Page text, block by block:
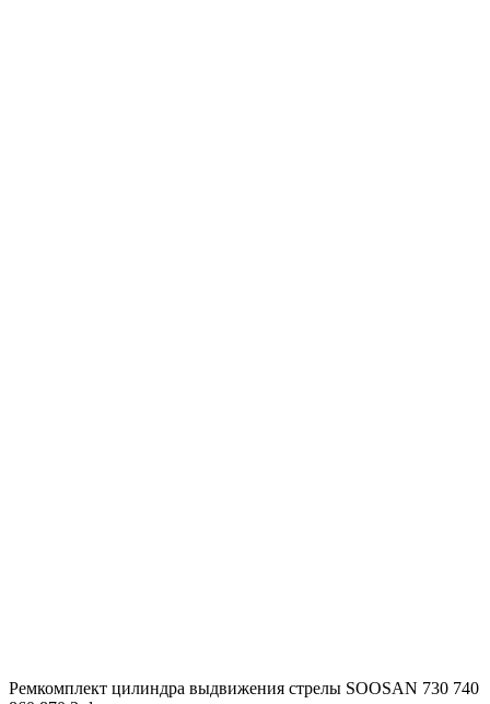
Ремкомплект цилиндра выдвижения стрелы SOOSAN 730 740